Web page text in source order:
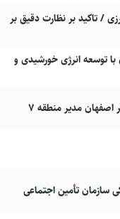
/ تاکید بر نظارت دقیق بر
برق منطقه ۷ اصفهان با توسعه انرژی خورشیدی و
مدیر منطقه ۷
سازمان تأمین اجتماعی